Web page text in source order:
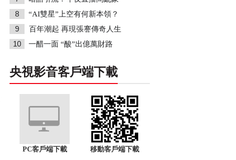
8 “AI雙星”上空有何新本領？
9 百年潮起 再現張謇傳奇人生
10 一醋一面 “酸”出億萬財路
央視影音客戶端下載
PC客戶端下載 移動客戶端下載